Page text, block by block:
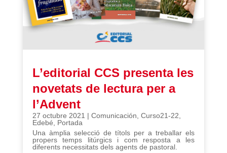
L’editorial CCS presenta les
novetats de lectura per a
l’Advent
27 octubre 2021 | Comunicación Curso21-22
Edebé
Portada
Una àmplia selecció de títols per a treballar els
propers temps litúrgics i com resposta a les
diferents necessitats dels agents de pastoral.